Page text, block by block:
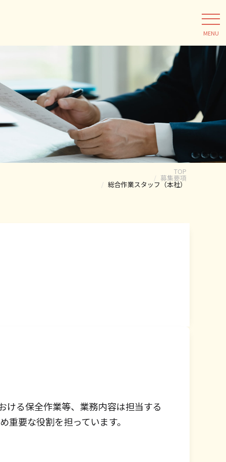
MENU
TOP
募集要項
総合作業スタッフ（本社）
ける保全作業等、業務内容は担当する
要な役割を担っています。